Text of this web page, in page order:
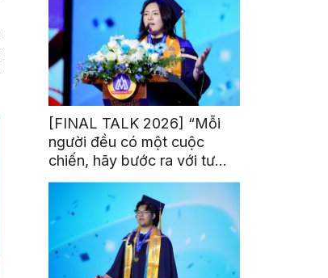
[FINAL TALK 2026] “Mỗi
người đều có một cuộc
chiến, hãy bước ra với tư
thế của người chiến thắng”